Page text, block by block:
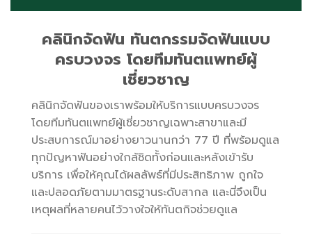
คลินิกจัดฟัน ทันตกรรมจัดฟันแบบ
ครบวงจร โดยทีมทันตแพทย์ผู้
เชี่ยวชาญ
คลินิกจัดฟันของเราพร้อมให้บริการแบบครบวงจร
โดยทีมทันตแพทย์ผู้เชี่ยวชาญเฉพาะสาขาและมี
ประสบการณ์มาอย่างยาวนานกว่า 77 ปี ที่พร้อมดูแล
ทุกปัญหาฟันอย่างใกล้ชิดทั้งก่อนและหลังเข้ารับ
บริการ เพื่อให้คุณได้ผลลัพธ์ที่มีประสิทธิภาพ ถูกใจ
และปลอดภัยตามมาตรฐานระดับสากล และนี่จึงเป็น
เหตุผลที่หลายคนไว้วางใจให้ทันตกิจช่วยดูแล